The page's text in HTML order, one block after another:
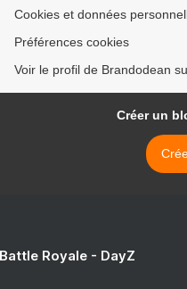
Cookies et données
Préférences cookies
Voir le profil de Brandodean
Créer un
Royale - DayZ